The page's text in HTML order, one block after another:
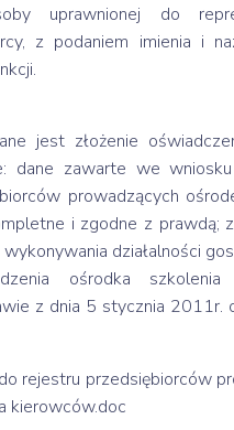
uprawnionej do
z podaniem imienia i
jest złożenie
dane zawarte we
prowadzących
i zgodne z prawdą;
wykonywania działalności
ośrodka szkolenia
z dnia 5 stycznia 2011r.
rejestru przedsiębiorców
kierowców.doc